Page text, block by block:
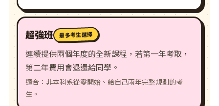
超強班 最多考生選擇
連續提供兩個年度的全新課程，若第一年考取，
第二年費用會退還給同學。
適合：非本科系從零開始、給自己兩年完整規劃的考
生。